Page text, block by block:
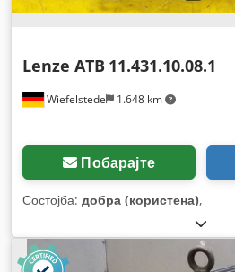
Wiefelstede 1.648 km
Lenze ATB 11.431.10.08.1
Побарајте
Состојба: добра (користена),